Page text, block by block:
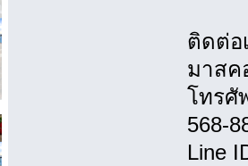
ติดต่อ
มาสค
โทรศั
568-
Line